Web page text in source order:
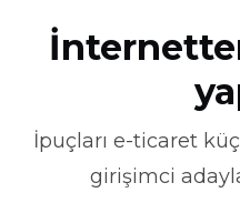
İpuçları e-ticaret
girişimci